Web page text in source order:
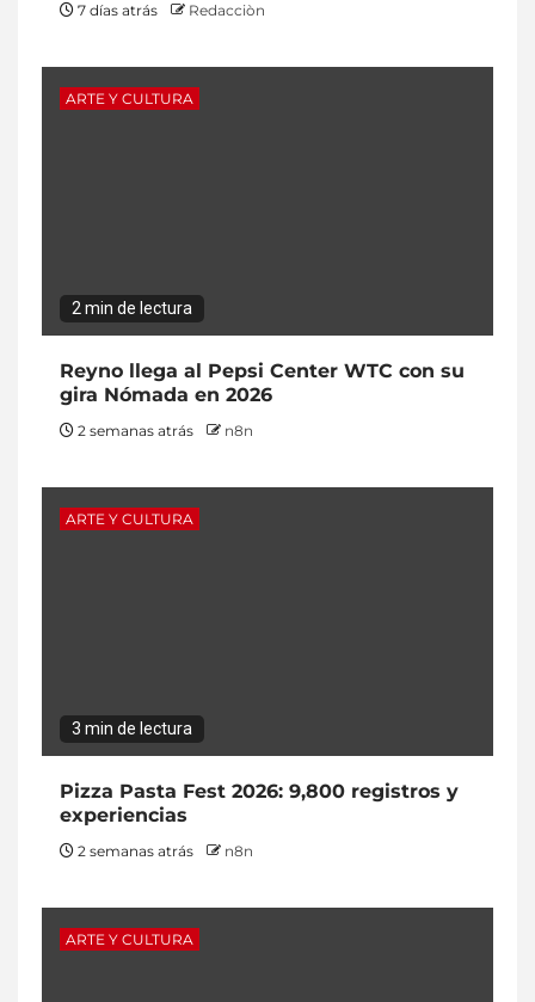
7 días atrás Redacciòn
ARTE Y CULTURA
2 min de lectura
Reyno llega al Pepsi Center WTC con su
gira Nómada en 2026
2 semanas atrás n8n
ARTE Y CULTURA
3 min de lectura
Pizza Pasta Fest 2026: 9,800 registros y
experiencias
2 semanas atrás n8n
ARTE Y CULTURA